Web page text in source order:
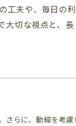
工夫や、毎日の
切な視点と、
らに、動線を考